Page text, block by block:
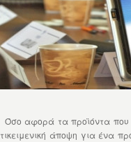
αφορά τα προϊόντα που
άποψη για ένα